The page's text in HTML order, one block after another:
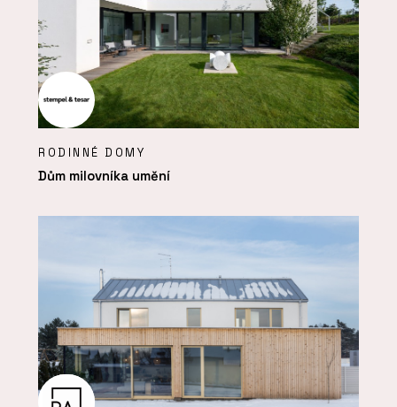
RODINNÉ DOMY
Dům milovníka umění